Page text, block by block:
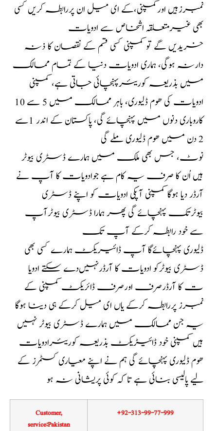
نمبرزہیں اورکمپنی،کے ای میل ان پررابطہ کریں کسی
بھی غیرمتعلقہ اشخاص سے ادویات
خریدیں گے تو کمپنی کسی قسم کے نقصان کا ذنہ
دارنہ ہوگی، ہماری ادویات دنیا کے تمام ممالک
میں بذریعہ کوریئرپہنچائی جاتی ہے، کمپنی
ادویات کی ھوم ڈلیوری، باہر ممالک میں 5 سے 10
کاروباری دنوں میں پہنچائے گی، پاکستان کے اندر 1سے
2 دن میں ھوم ڈلیوری ملے گی
نوٹ، جس بھی ملک میں ہمارے ڈسٹری بیوٹر
ہیں اُن کا صرف یہ کام ہے جوادویات کا آپ نے
آرڈر دیا ہوگا کمپنی آپکی ادویات کو اپنے ڈسٹری
بیوٹرتک پہنچائے گی پھر ہمارا ڈسٹری بیوٹرآپ
سے خود رابطہ کرکے آپ تک
ڈلیوری پہنچائےگا آپ ڈائیریکٹ ہمارے کسی بھی
ڈسٹری بیوٹرکو ادویات کا آرڈرنہیں‌دے سکتے ادویا
ت کا آرڈرصرف اورصرف ڈائریکٹ کمپنی کے
نمبرز پررابطہ کرکے یاں ای میل کرکے ہی دینا ہوگا
یہ جن ممالک میں ہمارے ڈسٹری بیوٹر نہیں
ہیں کمپنی خود ڈائیڑیکٹ بذریعہ کوریئرادویات
ھوم ڈلیوری پہنچائے گی ہم نے اپنے معیاری کسٹمرز کے
لیے پالیسی بنائی ہے تا کہ کوئی پریشانی نہ ہو
Customer,
service:Pakistan
+92-313-99-77-999